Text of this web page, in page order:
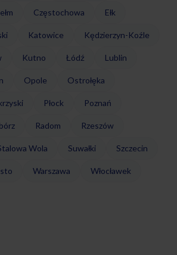
Częstochowa Ełk
Katowice Kędzierzyn-Koźle
Kutno Łódź Lublin
Opole Ostrołęka
Płock Poznań
Radom Rzeszów
Wola Suwałki Szczecin
Warszawa Włocławek